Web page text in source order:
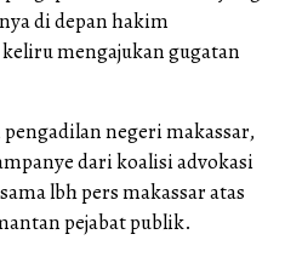
di depan hakim
mengajukan gugatan
negeri makassar,
dari koalisi advokasi
lbh pers makassar atas
pejabat publik.